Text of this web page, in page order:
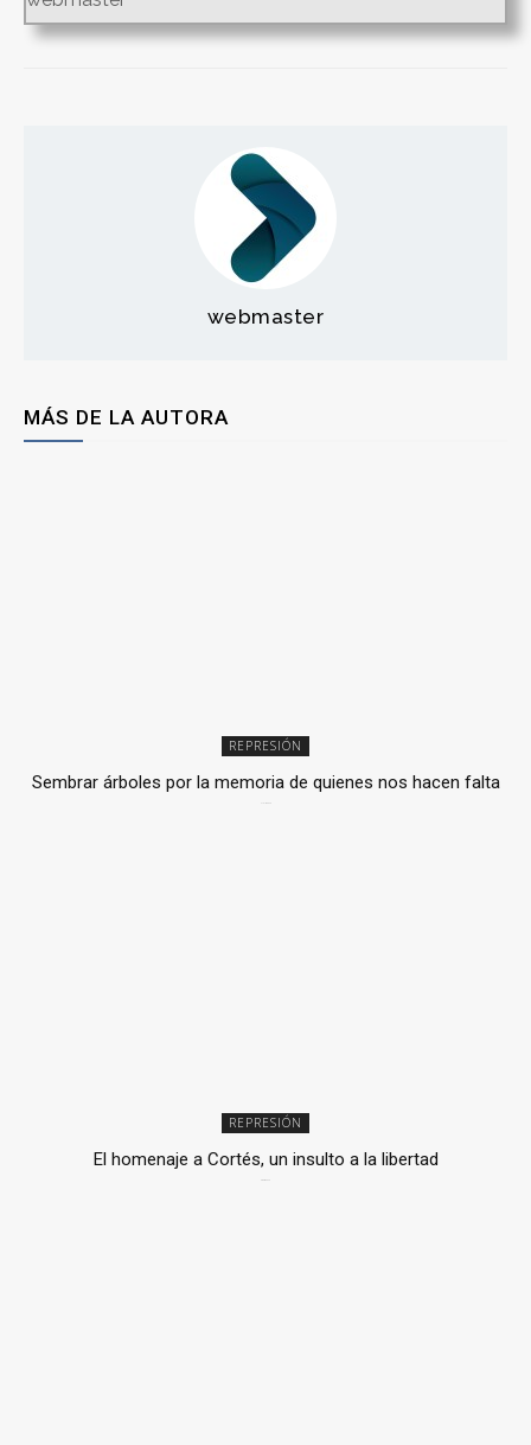
webmaster
MÁS DE LA AUTORA
REPRESIÓN
Sembrar árboles por la memoria de quienes nos hacen falta
REPRESIÓN
El homenaje a Cortés, un insulto a la libertad